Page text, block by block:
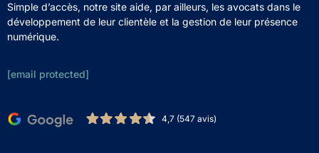
Simple d’accès, notre site aide, par ailleurs, les avocats dans le
développement de leur clientèle et la gestion de leur présence
numérique.
[email protected]
4,7 (547 avis)